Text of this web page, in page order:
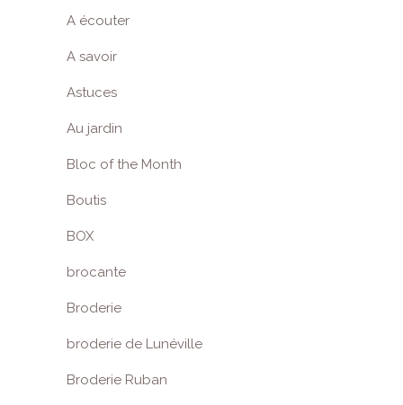
A écouter
A savoir
Astuces
Au jardin
Bloc of the Month
Boutis
BOX
brocante
Broderie
broderie de Lunéville
Broderie Ruban